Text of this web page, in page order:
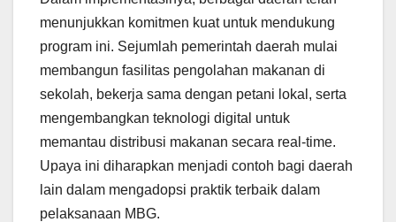
menunjukkan komitmen kuat untuk mendukung
program ini. Sejumlah pemerintah daerah mulai
membangun fasilitas pengolahan makanan di
sekolah, bekerja sama dengan petani lokal, serta
mengembangkan teknologi digital untuk
memantau distribusi makanan secara real-time.
Upaya ini diharapkan menjadi contoh bagi daerah
lain dalam mengadopsi praktik terbaik dalam
pelaksanaan MBG.